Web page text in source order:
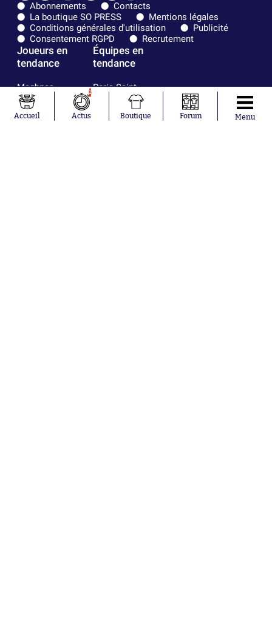
Abonnements
Contacts
La boutique SO PRESS
Mentions légales
Conditions générales d'utilisation
Publicité
Consentement RGPD
Recrutement
Joueurs en
tendance
Maghnes
Akliouche
Mohamed
Salah
Équipes en
tendance
Paris Saint-
Olympique de
Marseille
Accueil
1
Actus Boutique Forum Menu